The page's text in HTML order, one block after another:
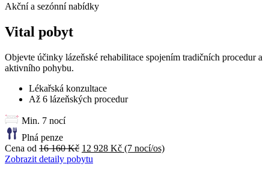
Akční a sezónní nabídky
Vital pobyt
Objevte účinky lázeňské rehabilitace spojením tradičních procedur a
aktivního pohybu.
Lékařská konzultace
Až 6 lázeňských procedur
Min. 7 nocí
Plná penze
Cena od 16 160 Kč 12 928 Kč (7 nocí/os)
Zobrazit detaily pobytu